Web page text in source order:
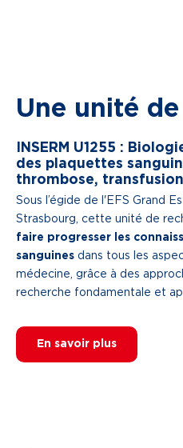
Une unité
INSERM U1255 :
des plaquettes
thrombose, transfusion
Sous l’égide de l'EFS Grand
Strasbourg, cette unité de
faire progresser les
sanguines dans tous les
médecine, grâce à des
recherche fondamentale et
En savoir plus